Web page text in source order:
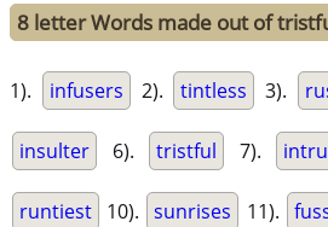
8 letter Words made out of
1). infusers 2). tintless 3).
insulter 6). tristful 7).
runtiest 10). sunrises 11).